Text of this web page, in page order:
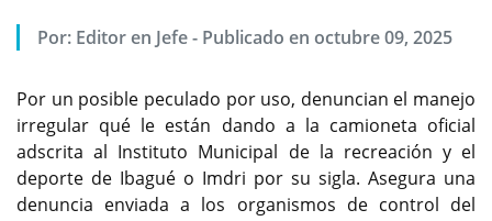
Por: Editor en Jefe - Publicado en octubre 09, 2025
Por un posible peculado por uso, denuncian el manejo
irregular qué le están dando a la camioneta oficial
adscrita al Instituto Municipal de la recreación y el
deporte de Ibagué o Imdri por su sigla. Asegura una
denuncia enviada a los organismos de control del